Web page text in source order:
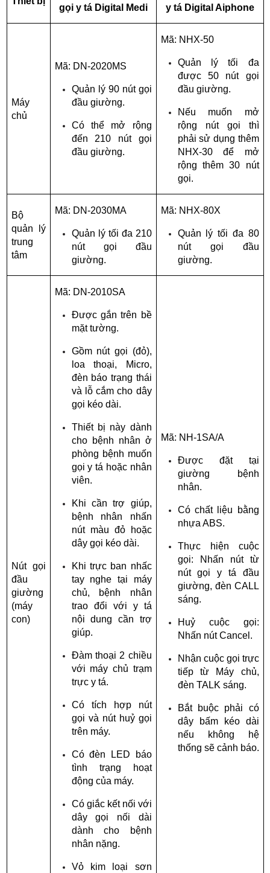
gọi y tá Digital Medi y tá Digital Aiphone
Máy
chủ
Mã: DN-2020MS
Quản lý 90 nút gọi
đầu giường.
Có thể mở rộng
đến 210 nút gọi
đầu giường.
Mã: NHX-50
Quản lý tối đa
được 50 nút gọi
đầu giường.
Nếu muốn mở
rộng nút gọi thì
phải sử dụng thêm
NHX-30 để mở
rộng thêm 30 nút
gọi.
Bộ
quản lý
trung
tâm
Mã: DN-2030MA
Quản lý tối đa 210
nút gọi đầu
giường.
Mã: NHX-80X
Quản lý tối đa 80
nút gọi đầu
giường.
Nút gọi
đầu
giường
(máy
con)
Mã: DN-2010SA
Được gắn trên bề
mặt tường.
Gồm nút gọi (đỏ),
loa thoại, Micro,
đèn báo trạng thái
và lỗ cắm cho dây
gọi kéo dài.
Thiết bị này dành
cho bệnh nhân ở
phòng bệnh muốn
gọi y tá hoặc nhân
viên.
Khi cần trợ giúp,
bệnh nhân nhấn
nút màu đỏ hoặc
dây gọi kéo dài.
Khi trực ban nhấc
tay nghe tại máy
chủ, bệnh nhân
trao đổi với y tá
nội dung cần trợ
giúp.
Đàm thoại 2 chiều
với máy chủ trạm
trực y tá.
Có tích hợp nút
gọi và nút huỷ gọi
trên máy.
Có đèn LED báo
tình trạng hoạt
động của máy.
Có giắc kết nối với
dây gọi nối dài
dành cho bệnh
nhân nặng.
Vỏ kim loại sơn
Mã: NH-1SA/A
Được đặt tại
giường bệnh
nhân.
Có chất liệu bằng
nhựa ABS.
Thực hiện cuộc
gọi: Nhấn nút từ
nút gọi y tá đầu
giường, đèn CALL
sáng.
Huỷ cuộc gọi:
Nhấn nút Cancel.
Nhận cuộc gọi trực
tiếp từ Máy chủ,
đèn TALK sáng.
Bắt buộc phải có
dây bấm kéo dài
nếu không hệ
thống sẽ cảnh báo.